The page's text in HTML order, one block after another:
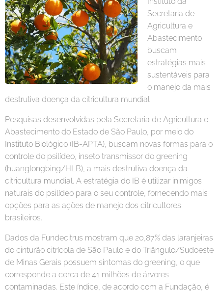
Secretaria de
Agricultura e
Abastecimento
buscam
estratégias mais
sustentáveis para
o manejo da mais
destrutiva doença da citricultura mundial
Pesquisas desenvolvidas pela Secretaria de Agricultura e
Abastecimento do Estado de São Paulo, por meio do
Instituto Biológico (IB-APTA), buscam novas formas para o
controle do psilídeo, inseto transmissor do greening
(huanglongbing/HLB), a mais destrutiva doença da
citricultura mundial. A estratégia do IB é utilizar inimigos
naturais do psilídeo para o seu controle, fornecendo mais
opções para as ações de manejo dos citricultores
brasileiros.
Dados da Fundecitrus mostram que 20,87% das laranjeiras
do cinturão citrícola de São Paulo e do Triângulo/Sudoeste
de Minas Gerais possuem sintomas do greening, o que
corresponde a cerca de 41 milhões de árvores
contaminadas. Este índice, de acordo com a Fundação, é